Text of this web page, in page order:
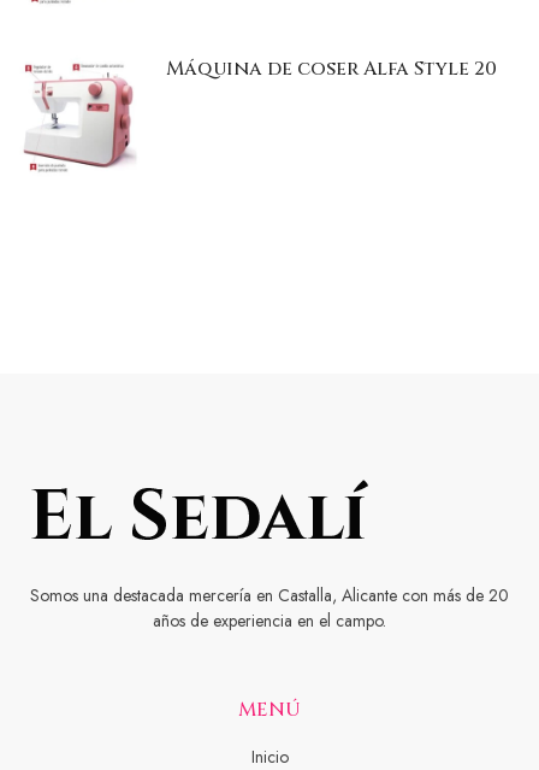
Máquina de coser Alfa Style 20
Somos una destacada mercería en Castalla, Alicante con más de 20
años de experiencia en el campo.
MENÚ
Inicio